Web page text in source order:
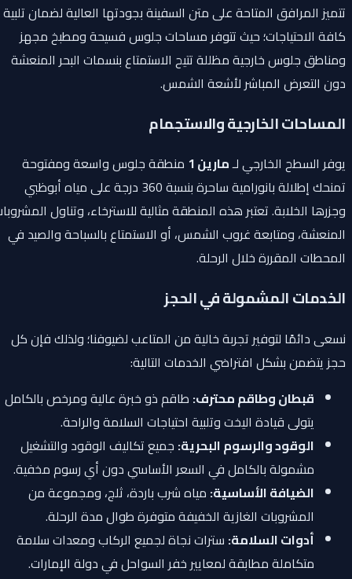
تتميز المرافق المتاحة على متن السفينة بجودتها العالية لضمان تلبية
كافة الاحتياجات؛ حيث تتوفر مساحات جلوس فسيحة ومطبخ مجهز
ومناطق جلوس خارجية مظللة تتيح الاستمتاع بنسمات البحر المنعشة
دون التعرض المباشر لأشعة الشمس.
المساحات الخارجية والاستجمام
يوفر السطح الخارجي لـمارين 1 منطقة جلوس واسعة ومفتوحة
تمنحك إطلالة بانورامية ساحرة بنسبة 360 درجة على مياه أبوظبي
وجزرها الخلابة. تعتبر هذه المنطقة مثالية للاسترخاء، وتناول المشروبات
المنعشة، ومتابعة غروب الشمس، أو الاستمتاع بالسباحة والصيد في
المحطات المقررة خلال الرحلة.
الخدمات المشمولة في الحجز
نسعى دائمًا لتوفير تجربة خالية من المتاعب لضيوفنا؛ ولذلك فإن كل
حجز يتضمن بشكل افتراضي الخدمات التالية:
قبطان وطاقم محترف:طاقم ذو خبرة عالية ومرخص بالكامل
يتولى قيادة اليخت وتلبية احتياجات السلامة والراحة.
الوقود والرسوم البحرية:جميع تكاليف الوقود والتشغيل
مشمولة بالكامل في السعر الأساسي دون أي رسوم مخفية.
الضيافة الأساسية:مياه شرب باردة، ثلج، ومجموعة من
المشروبات الغازية الخفيفة متوفرة طوال مدة الرحلة.
أدوات السلامة:سترات نجاة لجميع الركاب ومعدات سلامة
متكاملة مطابقة لمعايير خفر السواحل في دولة الإمارات.